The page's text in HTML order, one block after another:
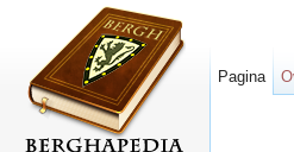
Pagina